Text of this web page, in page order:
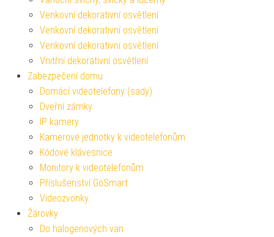
Venkovní dekorativní osvětlení
Venkovní dekorativní osvětlení
Venkovní dekorativní osvětlení
Vnitřní dekorativní osvětlení
Zabezpečení domu
Domácí videotelefony (sady)
Dveřní zámky
IP kamery
Kamerové jednotky k videotelefonům
Kódové klávesnice
Monitory k videotelefonům
Příslušenství GoSmart
Videozvonky
Žárovky
Do halogenových van